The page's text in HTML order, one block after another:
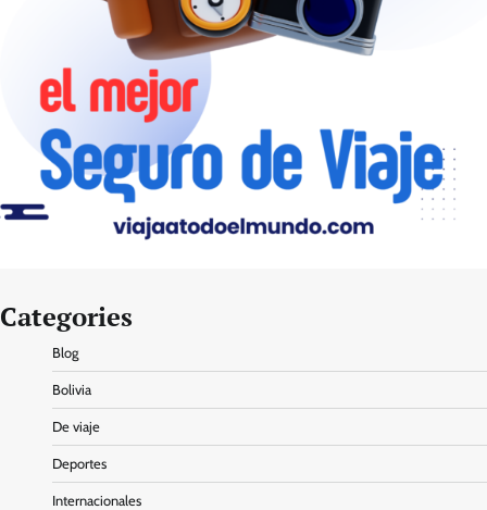
Categories
Blog
Bolivia
De viaje
Deportes
Internacionales